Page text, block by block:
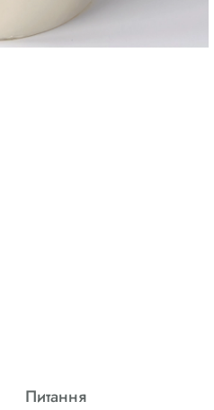
Питання